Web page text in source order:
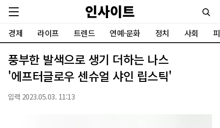
경제 라이프 트렌드 연예·문화 정치 사회
풍부한 발색으로 생기 더하는 나스
'에프터글로우 센슈얼 샤인 립스틱'
입력 2023.05.03. 11:13